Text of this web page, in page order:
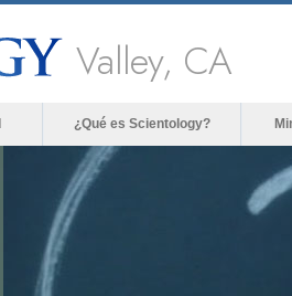
Valley, CA
¿Qué es Scientology?